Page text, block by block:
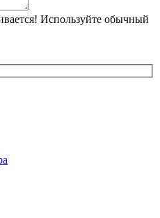
Используйте обычный